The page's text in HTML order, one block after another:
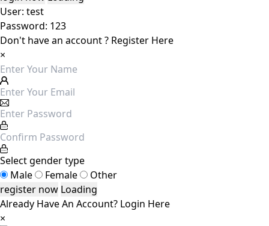
User: test
Password: 123
Don't have an account ? Register Here
×
Select gender type
Male
Female
Other
Loading
Already Have An Account? Login Here
×